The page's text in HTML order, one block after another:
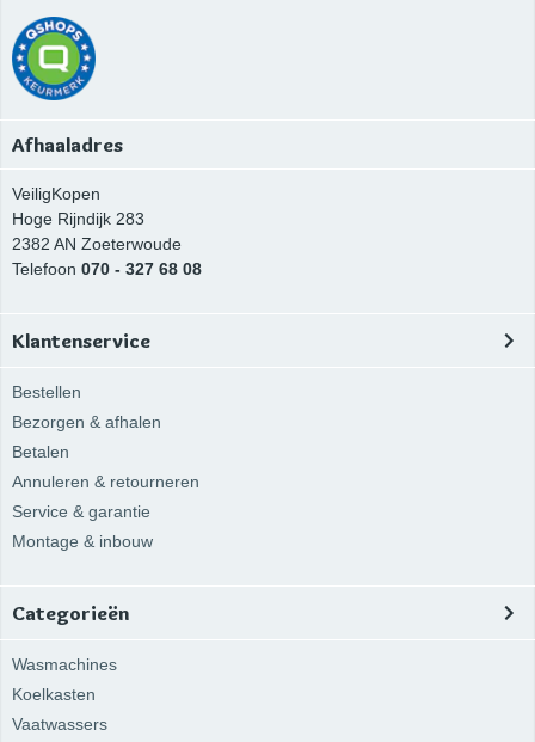
Afhaaladres
VeiligKopen
Hoge Rijndijk 283
2382 AN Zoeterwoude
Telefoon 070 - 327 68 08
Klantenservice
Bestellen
Bezorgen & afhalen
Betalen
Annuleren & retourneren
Service & garantie
Montage & inbouw
Categorieën
Wasmachines
Koelkasten
Vaatwassers